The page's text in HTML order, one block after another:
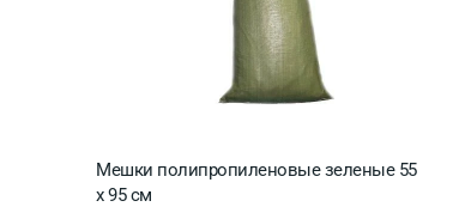
Мешки полипропиленовые зеленые 55
x 95 см